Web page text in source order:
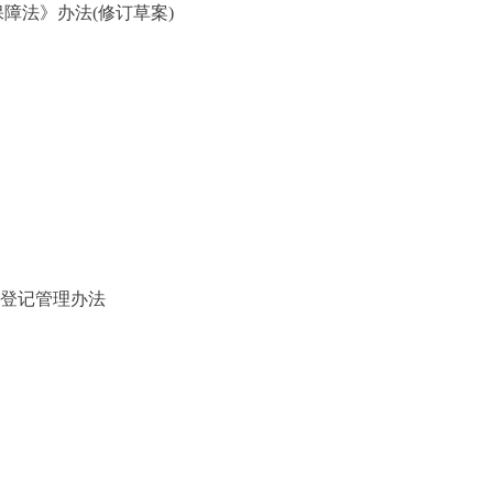
法》办法(修订草案)
记管理办法